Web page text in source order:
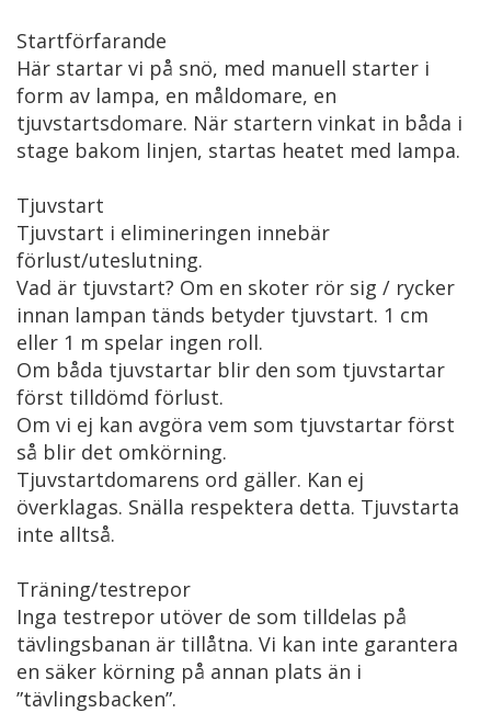
Startförfarande
Här startar vi på snö, med manuell starter i
form av lampa, en måldomare, en
tjuvstartsdomare. När startern vinkat in båda i
stage bakom linjen, startas heatet med lampa.
Tjuvstart
Tjuvstart i elimineringen innebär
förlust/uteslutning.
Vad är tjuvstart? Om en skoter rör sig / rycker
innan lampan tänds betyder tjuvstart. 1 cm
eller 1 m spelar ingen roll.
Om båda tjuvstartar blir den som tjuvstartar
först tilldömd förlust.
Om vi ej kan avgöra vem som tjuvstartar först
så blir det omkörning.
Tjuvstartdomarens ord gäller. Kan ej
överklagas. Snälla respektera detta. Tjuvstarta
inte alltså.
Träning/testrepor
Inga testrepor utöver de som tilldelas på
tävlingsbanan är tillåtna. Vi kan inte garantera
en säker körning på annan plats än i
”tävlingsbacken”.